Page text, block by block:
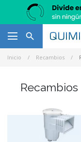

Inicio Recambios